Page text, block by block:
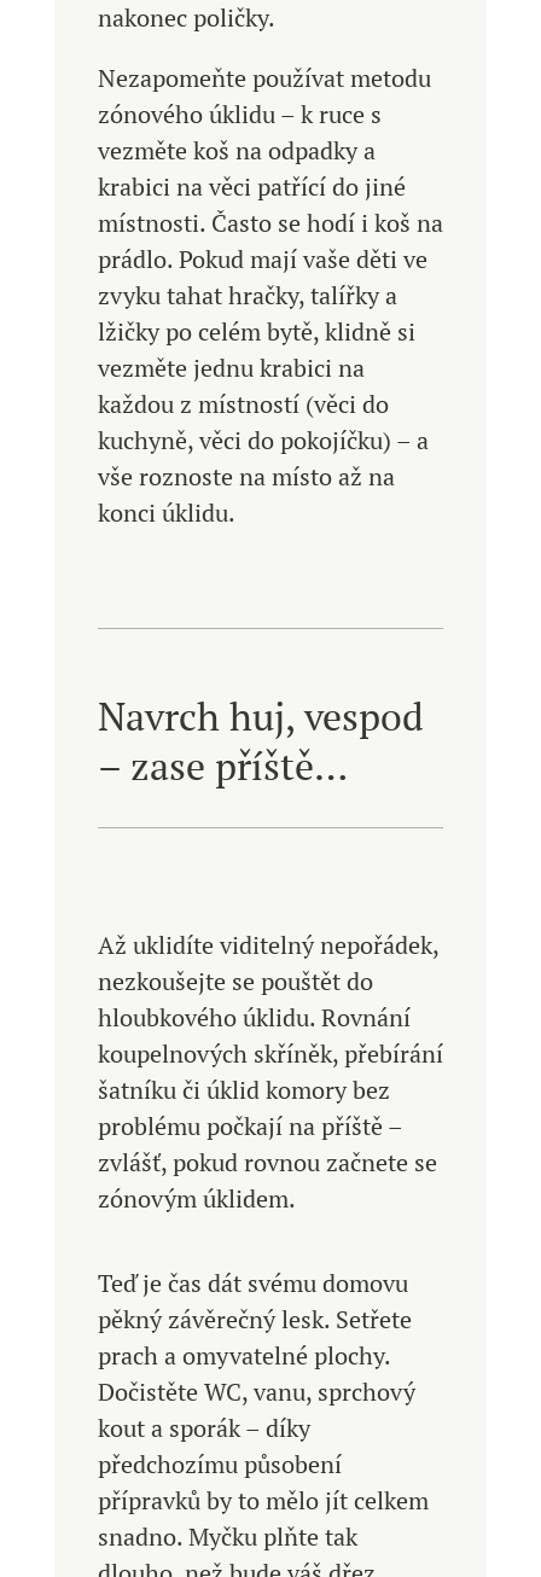
nakonec poličky.
Nezapomeňte používat metodu
zónového úklidu – k ruce s
vezměte koš na odpadky a
krabici na věci patřící do jiné
místnosti. Často se hodí i koš na
prádlo. Pokud mají vaše děti ve
zvyku tahat hračky, talířky a
lžičky po celém bytě, klidně si
vezměte jednu krabici na
každou z místností (věci do
kuchyně, věci do pokojíčku) – a
vše roznoste na místo až na
konci úklidu.
Navrch huj, vespod
– zase příště…
Až uklidíte viditelný nepořádek,
nezkoušejte se pouštět do
hloubkového úklidu. Rovnání
koupelnových skříněk, přebírání
šatníku či úklid komory bez
problému počkají na příště –
zvlášť, pokud rovnou začnete se
zónovým úklidem.
Teď je čas dát svému domovu
pěkný závěrečný lesk. Setřete
prach a omyvatelné plochy.
Dočistěte WC, vanu, sprchový
kout a sporák – díky
předchozímu působení
přípravků by to mělo jít celkem
snadno. Myčku plňte tak